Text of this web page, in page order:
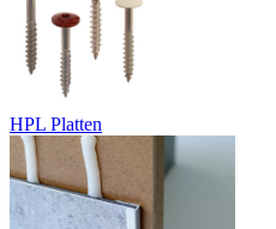
HPL Platten